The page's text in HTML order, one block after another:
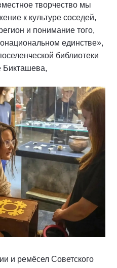
творчество мы
к культуре соседей,
и понимание того,
единстве»,
библиотеки
Бикташева,
и ремёсел Советского